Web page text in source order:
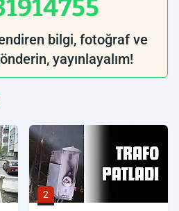
bilgi, fotoğraf ve
yayınlayalım!
2